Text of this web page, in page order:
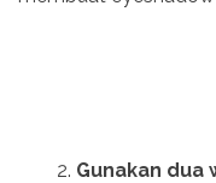
Gunakan dua